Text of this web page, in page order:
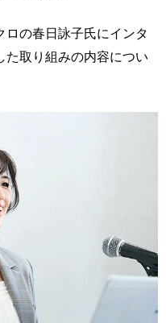
ロの春日詠子氏にインタ
た取り組みの内容につい